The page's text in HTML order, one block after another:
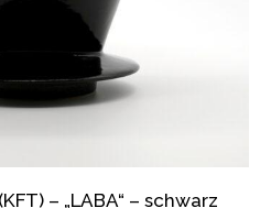
– „LABA“ – schwarz